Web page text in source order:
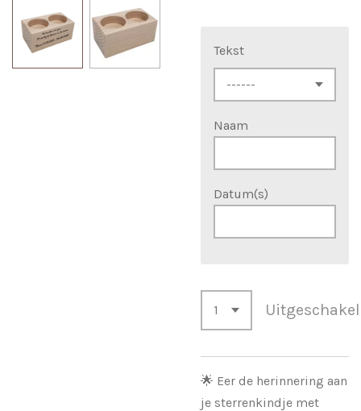
Tekst
Naam
Datum(s)
🌟 Eer de herinnering aan
je sterrenkindje met